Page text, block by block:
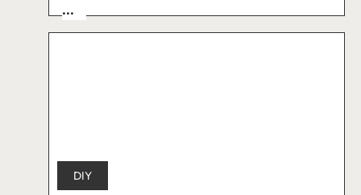
...
DIY